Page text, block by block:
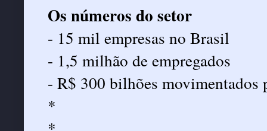
Os números do setor
- 15 mil empresas no Brasil
- 1,5 milhão de empregados
- R$ 300 bilhões movimentados
*